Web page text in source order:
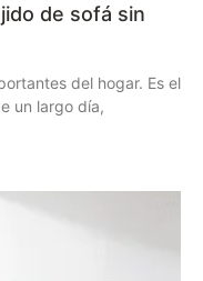
de sofá sin
del hogar. Es el
un largo día,